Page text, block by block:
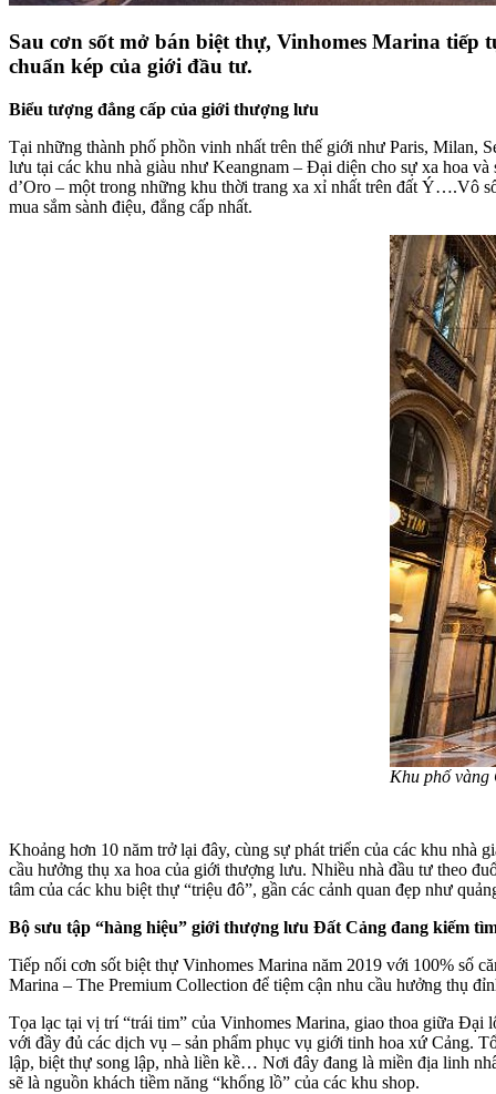
Sau cơn sốt mở bán biệt thự, Vinhomes Marina
chuẩn kép của giới đầu tư.
Biểu tượng đẳng cấp của giới thượng lưu
Tại những thành phố phồn vinh nhất trên thế giới như Paris, Milan,
lưu tại các khu nhà giàu như Keangnam – Đại diện cho sự xa hoa
d’Oro – một trong những khu thời trang xa xỉ nhất trên đất Ý….Vô
mua sắm sành điệu, đẳng cấp nhất.
Khu phố vàng
Khoảng hơn 10 năm trở lại đây, cùng sự phát triển của các khu nhà
cầu hưởng thụ xa hoa của giới thượng lưu. Nhiều nhà đầu tư theo
tâm của các khu biệt thự “triệu đô”, gần các cảnh quan đẹp như
Bộ sưu tập “hàng hiệu” giới thượng lưu Đất Cảng đang kiếm
Tiếp nối cơn sốt biệt thự Vinhomes Marina năm 2019 với 100% số
Marina – The Premium Collection để tiệm cận nhu cầu hưởng thụ
Tọa lạc tại vị trí “trái tim” của Vinhomes Marina, giao thoa giữa
với đầy đủ các dịch vụ – sản phẩm phục vụ giới tinh hoa xứ Cảng.
lập, biệt thự song lập, nhà liền kề… Nơi đây đang là miền địa linh
sẽ là nguồn khách tiềm năng “khổng lồ” của các khu shop.